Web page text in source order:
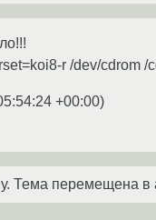
r /dev/cdrom /
+00:00)
Тема перемещена в